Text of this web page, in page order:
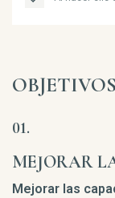
MEJORAR
Mejorar las